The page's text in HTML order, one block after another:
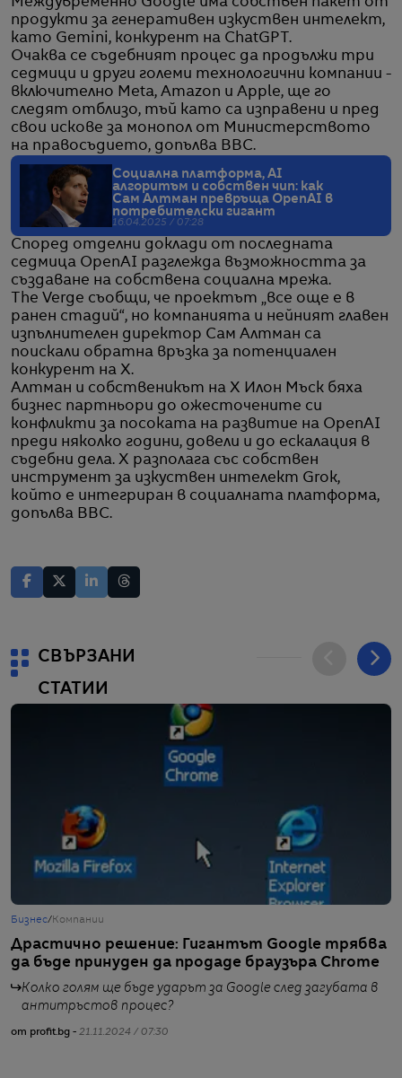
Междувременно Google има собствен пакет от
продукти за генеративен изкуствен интелект,
като Gemini, конкурент на ChatGPT.
Очаква се съдебният процес да продължи три
седмици и други големи технологични компании -
включително Meta, Amazon и Apple, ще го
следят отблизо, тъй като са изправени и пред
свои искове за монопол от Министерството
на правосъдието, допълва BBC.
Социална платформа, AI
алгоритъм и собствен чип: как
Сам Алтман превръща OpenAI в
потребителски гигант
16.04.2025 / 07:28
Според отделни доклади от последната
седмица OpenAI разглежда възможността за
създаване на собствена социална мрежа.
The Verge съобщи, че проектът „все още е в
ранен стадий“, но компанията и нейният главен
изпълнителен директор Сам Алтман са
поискали обратна връзка за потенциален
конкурент на X.
Алтман и собственикът на X Илон Мъск бяха
бизнес партньори до ожесточените си
конфликти за посоката на развитие на OpenAI
преди няколко години, довели и до ескалация в
съдебни дела. X разполага със собствен
инструмент за изкуствен интелект Grok,
който е интегриран в социалната платформа,
допълва BBC.
СВЪРЗАНИ
СТАТИИ
Бизнес/Компании
Драстично решение: Гигантът Google трябва
да бъде принуден да продаде браузъра Chrome
Колко голям ще бъде ударът за Google след загубата в
антитръстов процес?
от profit.bg - 21.11.2024 / 07:30